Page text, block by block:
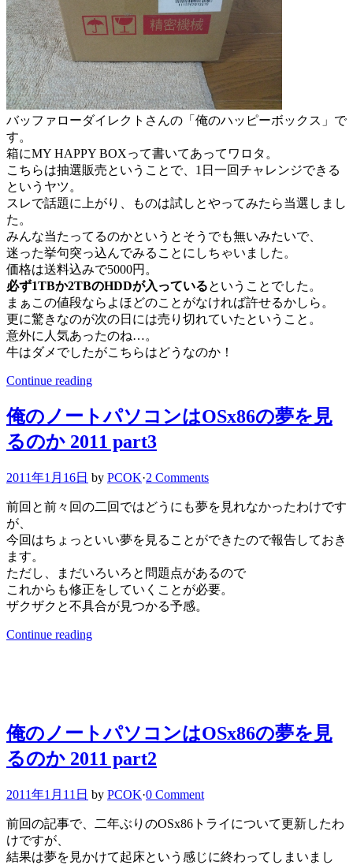
バッファローダイレクトさんの「俺のハッピーボックス」で
す。
箱にMY HAPPY BOXって書いてあってワロタ。
こちらは抽選販売ということで、1日一回チャレンジできる
というヤツ。
スレで話題に上がり、ものは試しとやってみたら当選しまし
た。
みんな当たってるのかというとそうでも無いみたいで、
迷った挙句突っ込んでみることにしちゃいました。
価格は送料込みで5000円。
必ず1TBか2TBのHDDが入っているということでした。
まぁこの値段ならよほどのことがなければ許せるかしら。
更に驚きなのが次の日には売り切れていたということ。
意外に人気あったのね…。
牛はダメでしたがこちらはどうなのか！
Continue reading
俺のノートパソコンはOSx86の夢を見
るのか 2011 part3
2011年1月16日 by PCOK·2 Comments
前回と前々回の二回ではどうにも夢を見れなかったわけです
が、
今回はちょっといい夢を見ることができたので報告しておき
ます。
ただし、まだいろいろと問題点があるので
これからも修正をしていくことが必要。
ザクザクと不具合が見つかる予感。
Continue reading
俺のノートパソコンはOSx86の夢を見
るのか 2011 part2
2011年1月11日 by PCOK·0 Comment
前回の記事で、二年ぶりのOSx86トライについて更新したわ
けですが、
結果は夢を見かけて起床という感じに終わってしまいまし